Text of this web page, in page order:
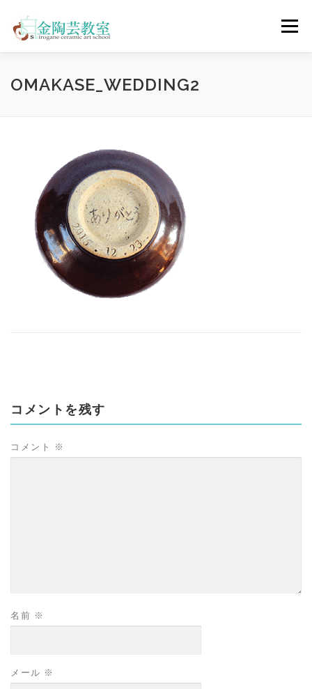
メニュー
陶芸体験コース ウェディングコース
ENGLISH
OMAKASE_WEDDING2
コメントを残す
コメント ※
名前 ※
メール ※